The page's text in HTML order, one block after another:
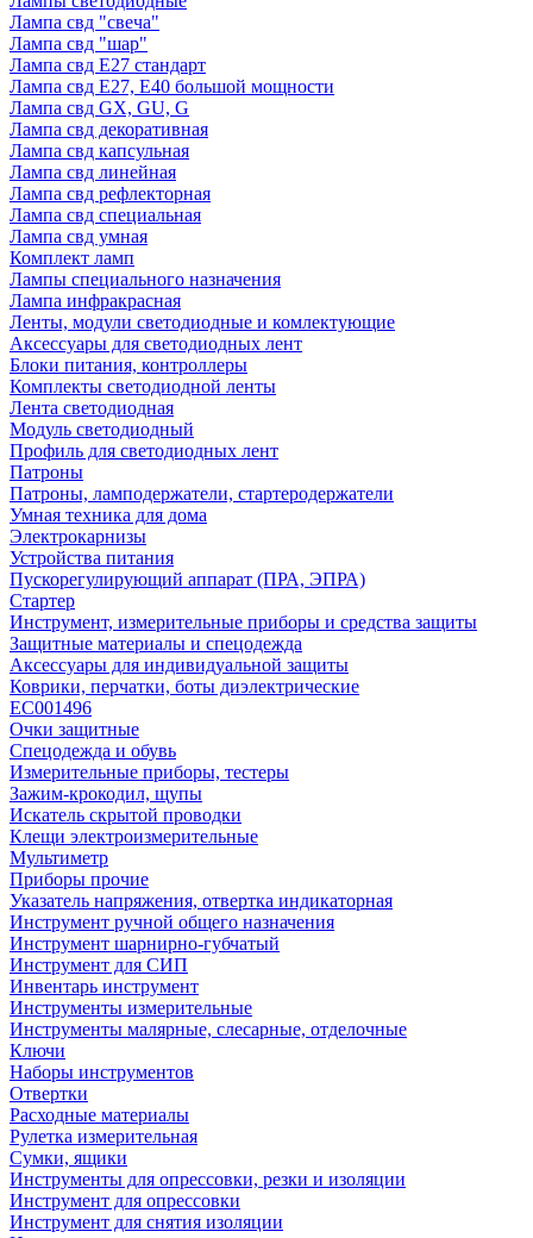
Лампа свд "свеча"
Лампа свд "шар"
Лампа свд E27 стандарт
Лампа свд E27, Е40 большой мощности
Лампа свд GX, GU, G
Лампа свд декоративная
Лампа свд капсульная
Лампа свд линейная
Лампа свд рефлекторная
Лампа свд специальная
Лампа свд умная
Комплект ламп
Лампы специального назначения
Лампа инфракрасная
Ленты, модули светодиодные и комлектующие
Аксессуары для светодиодных лент
Блоки питания, контроллеры
Комплекты светодиодной ленты
Лента светодиодная
Модуль светодиодный
Профиль для светодиодных лент
Патроны
Патроны, ламподержатели, стартеродержатели
Умная техника для дома
Электрокарнизы
Устройства питания
Пускорегулирующий аппарат (ПРА, ЭПРА)
Стартер
Инструмент, измерительные приборы и средства защиты
Защитные материалы и спецодежда
Аксессуары для индивидуальной защиты
Коврики, перчатки, боты диэлектрические
EC001496
Очки защитные
Спецодежда и обувь
Измерительные приборы, тестеры
Зажим-крокодил, щупы
Искатель скрытой проводки
Клещи электроизмерительные
Мультиметр
Приборы прочие
Указатель напряжения, отвертка индикаторная
Инструмент ручной общего назначения
Инструмент шарнирно-губчатый
Инструмент для СИП
Инвентарь инструмент
Инструменты измерительные
Инструменты малярные, слесарные, отделочные
Ключи
Наборы инструментов
Отвертки
Расходные материалы
Рулетка измерительная
Сумки, ящики
Инструменты для опрессовки, резки и изоляции
Инструмент для опрессовки
Инструмент для снятия изоляции